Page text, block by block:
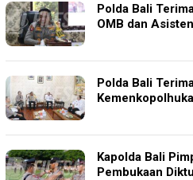
Polda Bali
OMB dan
Polda Bali
Kapolda Bali
Pembukaan